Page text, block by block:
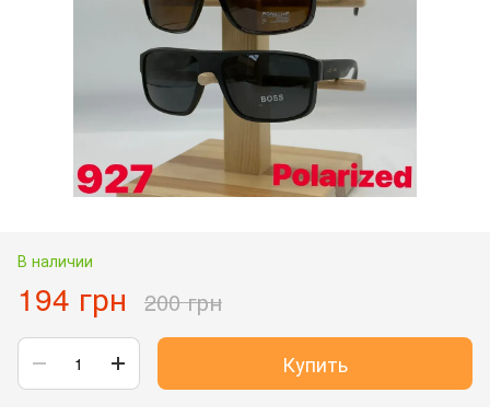
В наличии
194 грн 200 грн
Купить